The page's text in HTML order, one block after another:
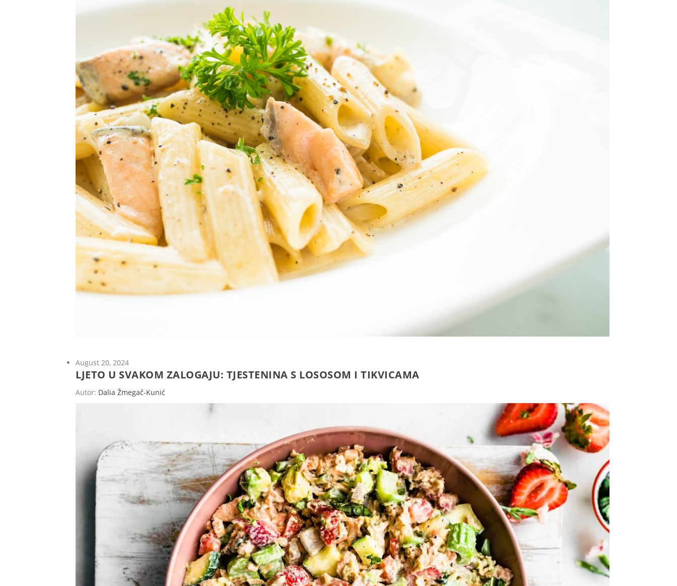
August 20, 2024
LJETO U SVAKOM ZALOGAJU: TJESTENINA S LOSOSOM I TIKVICAMA
Autor: Dalia Žmegač-Kunić